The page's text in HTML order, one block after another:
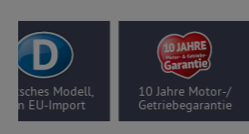
Modell,
EU-Import
10 Jahre Motor-/
Getriebegarantie